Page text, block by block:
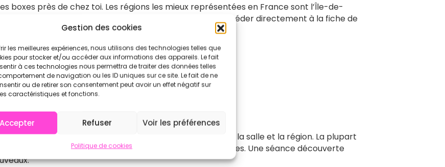
Gestion des cookies
les meilleures expériences, nous utilisons des technologies telles que
pour stocker et/ou accéder aux informations des appareils. Le fait
à ces technologies nous permettra de traiter des données telles
de navigation ou les ID uniques sur ce site. Le fait de ne
ou de retirer son consentement peut avoir un effet négatif sur
caractéristiques et fonctions.
Accepter Refuser Voir les préférences
Politique de cookies
boxes près de chez toi. Les régions les mieux représentées en France sont l’Île-de-
Aquitaine et Occitanie. Clique sur un marqueur pour accéder directement à la fiche de
en France ?
varie généralement entre 80 et 160 € par mois selon la salle et la région. La plupart
sans engagement ainsi que des cartes 10 séances. Une séance découverte